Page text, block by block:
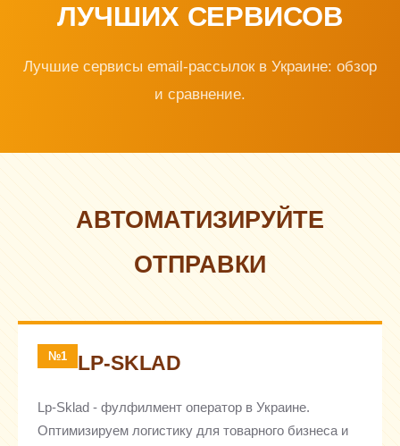
ЛУЧШИХ СЕРВИСОВ
Лучшие сервисы email-рассылок в Украине: обзор
и сравнение.
АВТОМАТИЗИРУЙТЕ
ОТПРАВКИ
№1 LP-SKLAD
Lp-Sklad - фулфилмент оператор в Украине.
Оптимизируем логистику для товарного бизнеса и